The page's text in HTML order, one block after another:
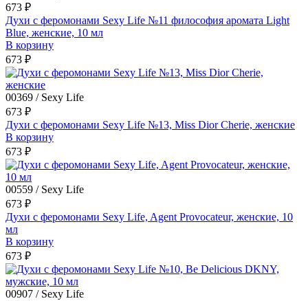
673 ₽
Духи с феромонами Sexy Life №11 философия аромата Light
Blue, женские, 10 мл
В корзину
673 ₽
00369 / Sexy Life
673 ₽
Духи с феромонами Sexy Life №13, Miss Dior Cherie, женские
В корзину
673 ₽
00559 / Sexy Life
673 ₽
Духи с феромонами Sexy Life, Agent Provocateur, женские, 10
мл
В корзину
673 ₽
00907 / Sexy Life